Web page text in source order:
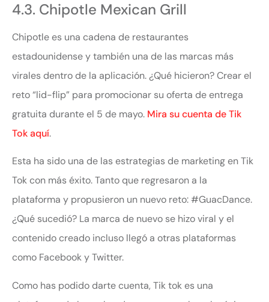
4.3. Chipotle Mexican Grill
Chipotle es una cadena de restaurantes
estadounidense y también una de las marcas más
virales dentro de la aplicación. ¿Qué hicieron? Crear el
reto “lid-flip” para promocionar su oferta de entrega
gratuita durante el 5 de mayo. Mira su cuenta de Tik
Tok aquí.
Esta ha sido una de las estrategias de marketing en Tik
Tok con más éxito. Tanto que regresaron a la
plataforma y propusieron un nuevo reto: #GuacDance.
¿Qué sucedió? La marca de nuevo se hizo viral y el
contenido creado incluso llegó a otras plataformas
como Facebook y Twitter.
Como has podido darte cuenta, Tik tok es una